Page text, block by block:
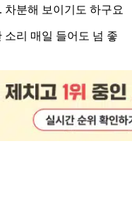
분해 보이기도 하구요
소리 매일 들어도 넘 좋